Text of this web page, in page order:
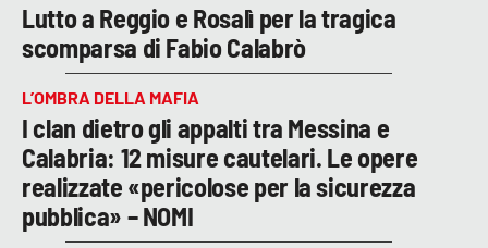
Lutto a Reggio e Rosalì per la tragica
scomparsa di Fabio Calabrò
L’OMBRA DELLA MAFIA
I clan dietro gli appalti tra Messina e
Calabria: 12 misure cautelari. Le opere
realizzate «pericolose per la sicurezza
pubblica» – NOMI